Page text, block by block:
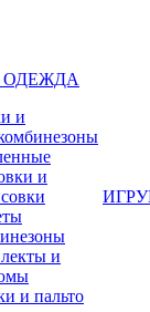
ОДЕЖДА
и
и
и
и пальто